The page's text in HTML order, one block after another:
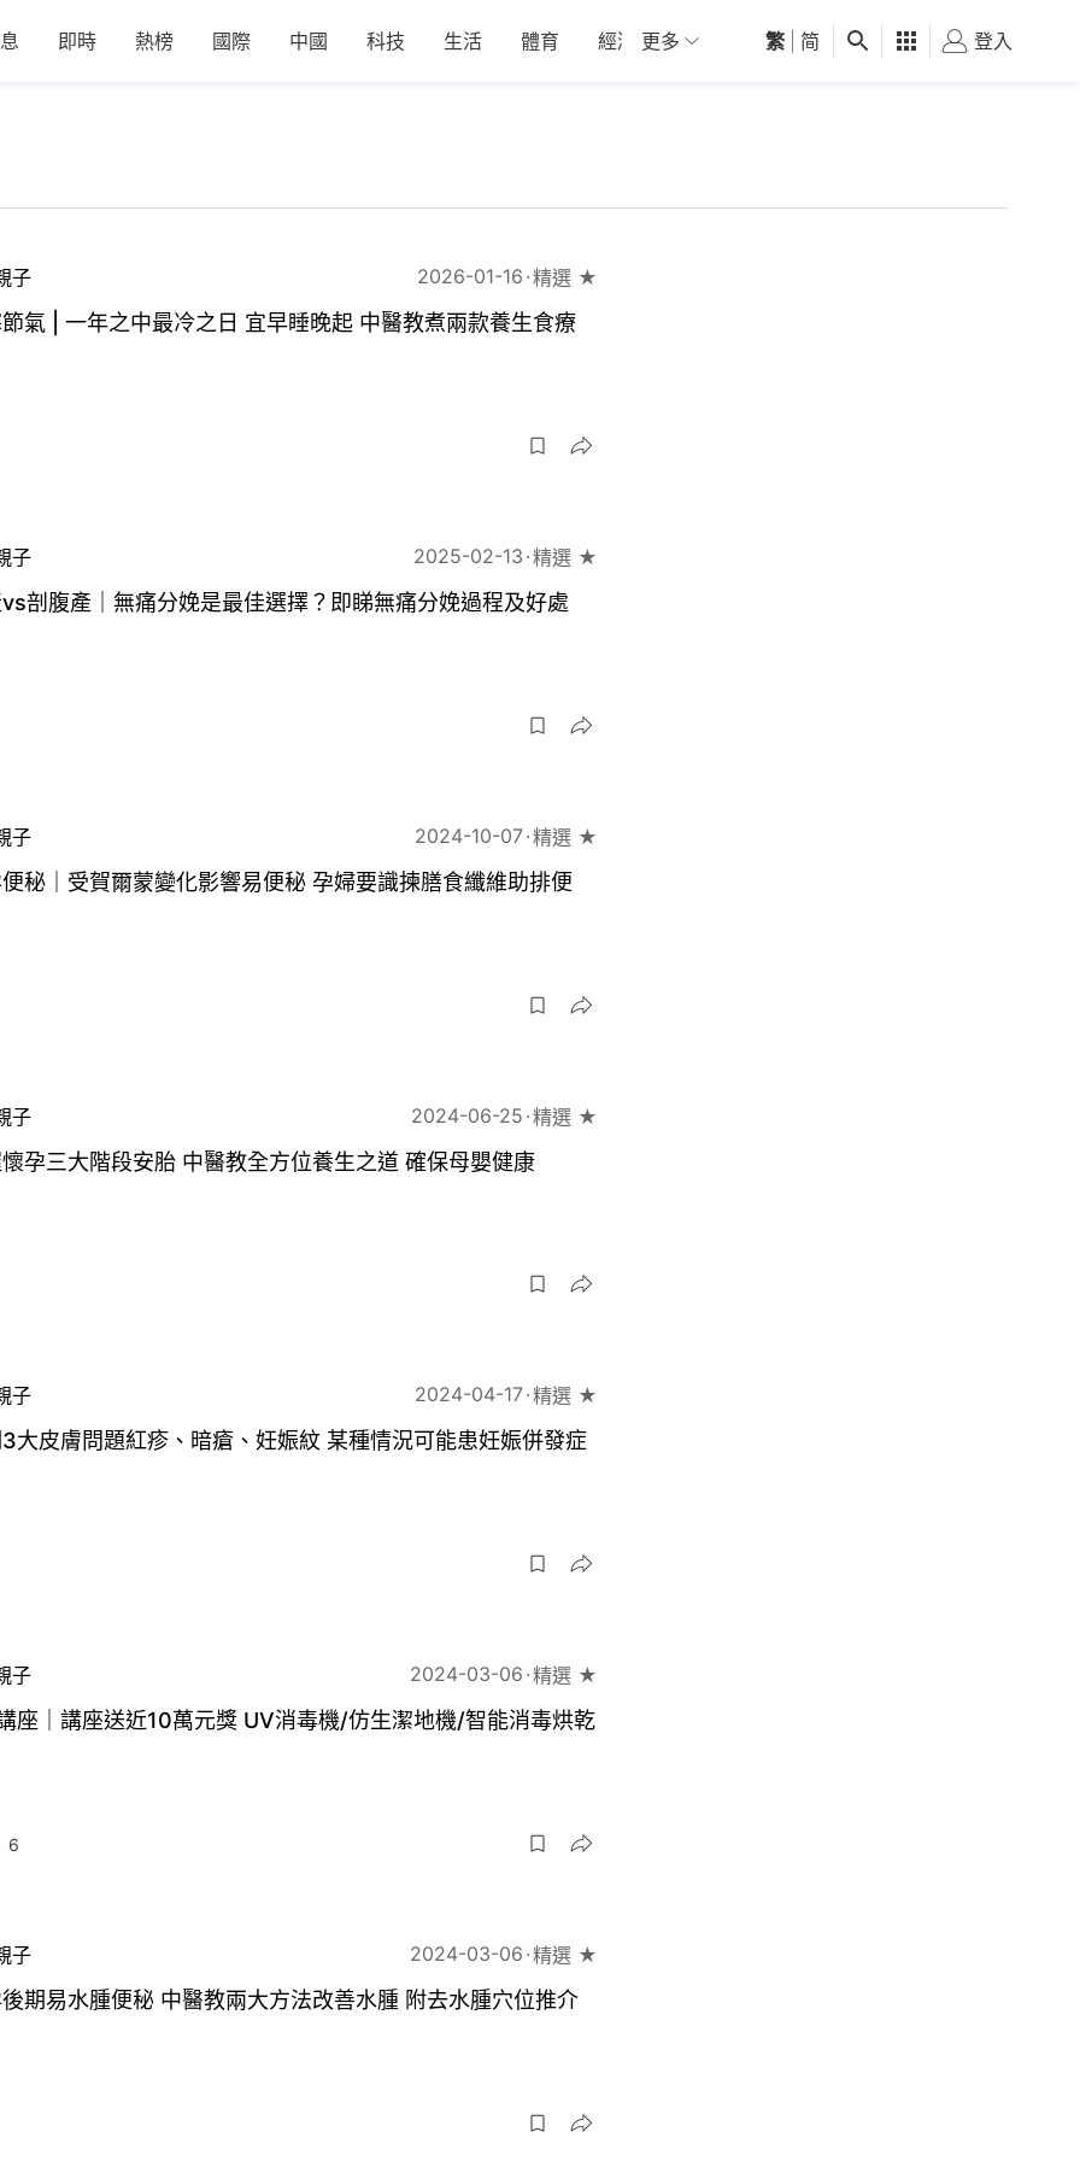
即時 熱榜 國際 中國 科技 生活 體育 經濟 01深圳 觀點 健康 好食玩飛
更多 繁 简 登入
子 2026-01-16 精選 ★
氣 | 一年之中最冷之日 宜早睡晚起 中醫教煮兩款養生食療
子 2025-02-13 精選 ★
剖腹產｜無痛分娩是最佳選擇？即睇無痛分娩過程及好處
子 2024-10-07 精選 ★
秘｜受賀爾蒙變化影響易便秘 孕婦要識揀膳食纖維助排便
子 2024-06-25 精選 ★
孕三大階段安胎 中醫教全方位養生之道 確保母嬰健康
子 2024-04-17 精選 ★
大皮膚問題紅疹、暗瘡、妊娠紋 某種情況可能患妊娠併發症
子 2024-03-06 精選 ★
座｜講座送近10萬元獎 UV消毒機/仿生潔地機/智能消毒烘乾
6
子 2024-03-06 精選 ★
期易水腫便秘 中醫教兩大方法改善水腫 附去水腫穴位推介